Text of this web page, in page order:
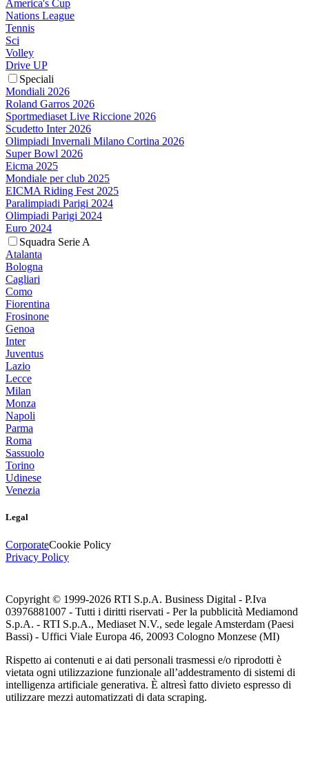
America's Cup
Nations League
Tennis
Sci
Volley
Drive UP
Speciali
Mondiali 2026
Roland Garros 2026
Sportmediaset Live Riccione 2026
Scudetto Inter 2026
Olimpiadi Invernali Milano Cortina 2026
Super Bowl 2026
Eicma 2025
Mondiale per club 2025
EICMA Riding Fest 2025
Paralimpiadi Parigi 2024
Olimpiadi Parigi 2024
Euro 2024
Squadra Serie A
Atalanta
Bologna
Cagliari
Como
Fiorentina
Frosinone
Genoa
Inter
Juventus
Lazio
Lecce
Milan
Monza
Napoli
Parma
Roma
Sassuolo
Torino
Udinese
Venezia
Legal
CorporateCookie Policy
Privacy Policy
Copyright © 1999-2026 RTI S.p.A. Business Digital - P.Iva
03976881007 - Tutti i diritti riservati - Per la pubblicità Mediamond
S.p.A. - RTI S.p.A., Mediaset N.V., sede legale Amsterdam (Paesi
Bassi) - Uffici Viale Europa 46, 20093 Cologno Monzese (MI)
Rispetto ai contenuti e ai dati personali trasmessi e/o riprodotti è
vietata ogni utilizzazione funzionale all’addestramento di sistemi di
intelligenza artificiale generativa. È altresì fatto divieto espresso di
utilizzare mezzi automatizzati di data scraping.